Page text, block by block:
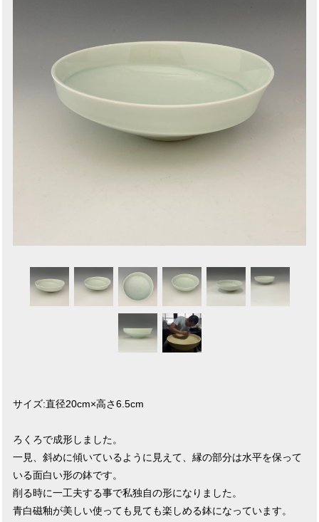
サイズ:直径20cm×高さ6.5cm
ろくろで成形しました。
一見、斜めに傾いているように見えて、縁の部分は水平を保って
いる面白い形の鉢です。
削る時に一工夫する事で私独自の形になりました。
青白磁釉が美しい使っても見ても楽しめる鉢になっています。